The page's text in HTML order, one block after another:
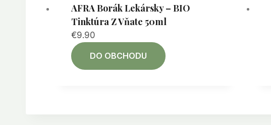
AFRA Borák Lekársky – BIO
Tinktúra Z Vňate 50ml
€9.90
DO OBCHODU